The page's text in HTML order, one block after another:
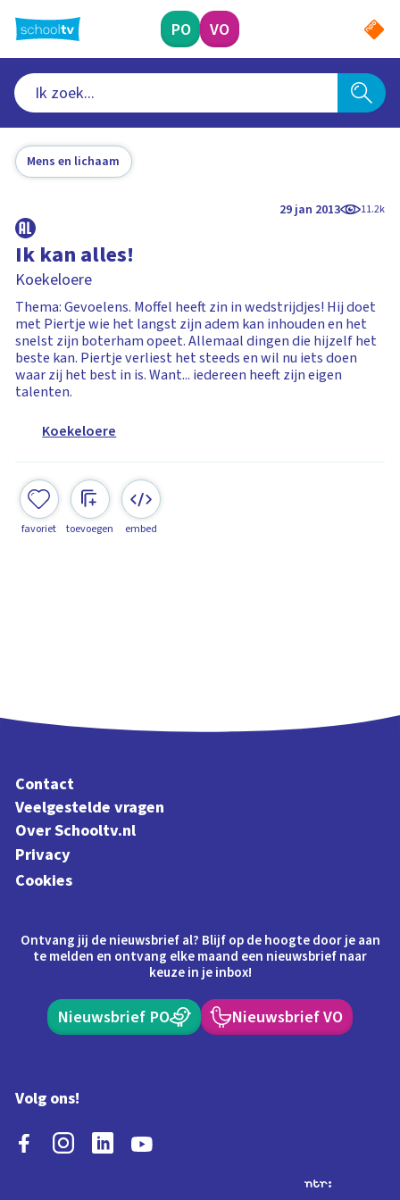
naar
hoofdinhoud
PO VO
Mens en lichaam
29 jan 2013 11.2k
Ik kan alles!
Koekeloere
Thema: Gevoelens. Moffel heeft zin in wedstrijdjes! Hij doet
met Piertje wie het langst zijn adem kan inhouden en het
snelst zijn boterham opeet. Allemaal dingen die hijzelf het
beste kan. Piertje verliest het steeds en wil nu iets doen
waar zij het best in is. Want... iedereen heeft zijn eigen
talenten.
Koekeloere
favoriet toevoegen embed
Contact
Veelgestelde vragen
Over Schooltv.nl
Privacy
Cookies
Ontvang jij de nieuwsbrief al? Blijf op de hoogte door je aan
te melden en ontvang elke maand een nieuwsbrief naar
keuze in je inbox!
Nieuwsbrief PO Nieuwsbrief VO
Volg ons!